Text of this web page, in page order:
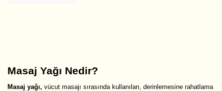
Masaj Yağı Nedir?
Masaj yağı, vücut masajı sırasında kullanılan, derinlemesine rahatlama